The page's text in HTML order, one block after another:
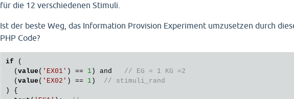
für die 12 verschiedenen Stimuli.
Ist der beste Weg, das Information Provision Experiment umzusetzen durch
PHP Code?
if (
  (
value ( 'EX01' ) == 1 ) and // EG = 1 KG =2
  (
value ( 'EX02' ) == 1 ) // stimuli_rand
) {